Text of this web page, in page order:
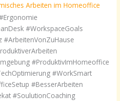
Arbeiten im Homeoffice
#WorkspaceGoals
#ProduktivImHomeoffice
#WorkSmart
#BesserArbeiten
#SoulutionCoaching